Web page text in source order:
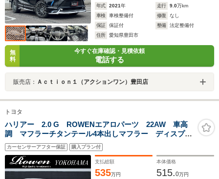
年式 2021年 走行 9.0万km
車検
車検整備付 修復
なし
保証
保証付 整備
法定整備付
住所
愛知県豊田市
無
料
今すぐ在庫確認・見積依頼
電話する
販売店： Ａｃｔｉｏｎ１（アクションワン）豊田店
トヨタ
ハリアー 2.0 G ROWENエアロパーツ 22AW 車高
調 マフラーチタンテール4本出しマフラー ディスプレ
イモニター バックカメラ ETC
カーセンサーアフター保証 購入プラン付
支払総額
535万円
本体価格
515.0万円